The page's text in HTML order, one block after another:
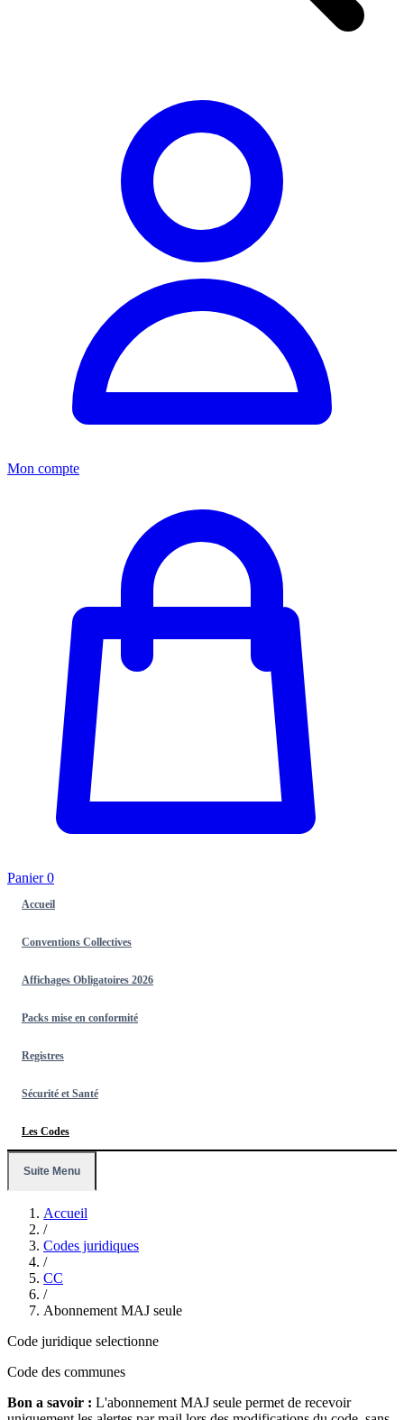
Mon compte
Panier0
Accueil
Conventions Collectives
Affichages Obligatoires 2026
Packs mise en conformité
Registres
Sécurité et Santé
Les Codes
Suite Menu
Accueil
/
Codes juridiques
/
CC
/
Abonnement MAJ seule
Code juridique selectionne
Code des communes
Bon a savoir : L'abonnement MAJ seule permet de recevoir